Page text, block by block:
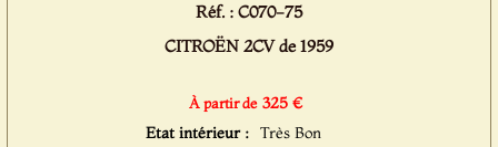
Réf. : C070-75
CITROËN 2CV de 1959
À partir de 325 €
Etat intérieur : Très Bon